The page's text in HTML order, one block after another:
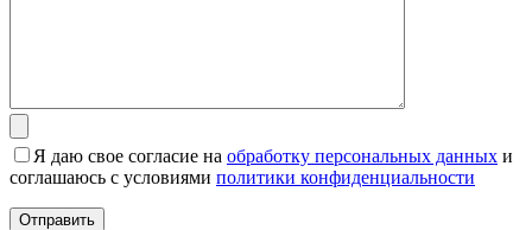
Я даю свое согласие на обработку персональных данных и
соглашаюсь с условиями политики конфиденциальности